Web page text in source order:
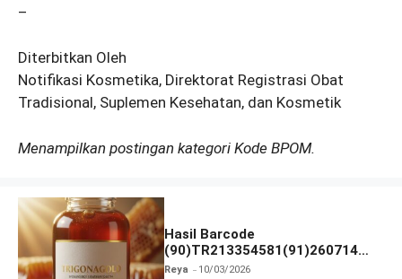
–
Diterbitkan Oleh
Notifikasi Kosmetika, Direktorat Registrasi Obat
Tradisional, Suplemen Kesehatan, dan Kosmetik
Menampilkan postingan kategori Kode BPOM.
Hasil Barcode
(90)TR213354581(91)260714
dan Izin BPOM
Reya 10/03/2026